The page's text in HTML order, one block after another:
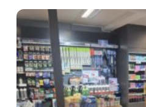
olika rece...